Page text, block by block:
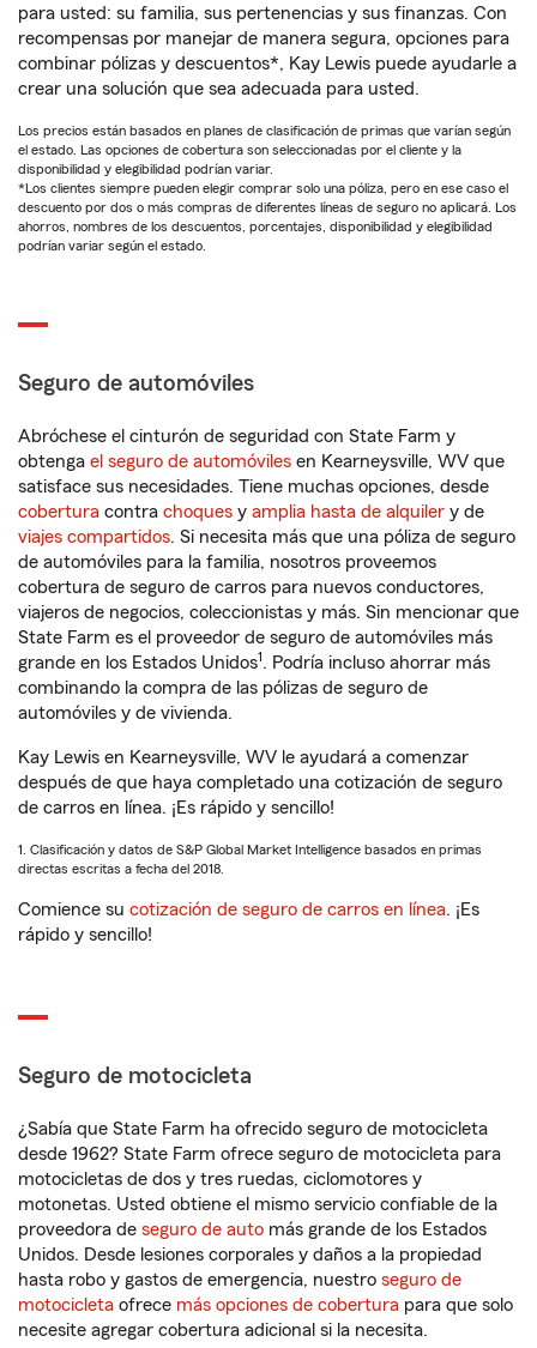
para usted: su familia, sus pertenencias y sus finanzas. Con
recompensas por manejar de manera segura, opciones para
combinar pólizas y descuentos*, Kay Lewis puede ayudarle a
crear una solución que sea adecuada para usted.
Los precios están basados en planes de clasificación de primas que varían según
el estado. Las opciones de cobertura son seleccionadas por el cliente y la
disponibilidad y elegibilidad podrían variar.
*Los clientes siempre pueden elegir comprar solo una póliza, pero en ese caso el
descuento por dos o más compras de diferentes líneas de seguro no aplicará. Los
ahorros, nombres de los descuentos, porcentajes, disponibilidad y elegibilidad
podrían variar según el estado.
Seguro de automóviles
Abróchese el cinturón de seguridad con State Farm y
obtenga el seguro de automóviles en Kearneysville, WV que
satisface sus necesidades. Tiene muchas opciones, desde
cobertura contra choques y amplia hasta de alquiler y de
viajes compartidos. Si necesita más que una póliza de seguro
de automóviles para la familia, nosotros proveemos
cobertura de seguro de carros para nuevos conductores,
viajeros de negocios, coleccionistas y más. Sin mencionar que
State Farm es el proveedor de seguro de automóviles más
grande en los Estados Unidos1. Podría incluso ahorrar más
combinando la compra de las pólizas de seguro de
automóviles y de vivienda.
Kay Lewis en Kearneysville, WV le ayudará a comenzar
después de que haya completado una cotización de seguro
de carros en línea. ¡Es rápido y sencillo!
1. Clasificación y datos de S&P Global Market Intelligence basados en primas
directas escritas a fecha del 2018.
Comience su cotización de seguro de carros en línea. ¡Es
rápido y sencillo!
Seguro de motocicleta
¿Sabía que State Farm ha ofrecido seguro de motocicleta
desde 1962? State Farm ofrece seguro de motocicleta para
motocicletas de dos y tres ruedas, ciclomotores y
motonetas. Usted obtiene el mismo servicio confiable de la
proveedora de seguro de auto más grande de los Estados
Unidos. Desde lesiones corporales y daños a la propiedad
hasta robo y gastos de emergencia, nuestro seguro de
motocicleta ofrece más opciones de cobertura para que solo
necesite agregar cobertura adicional si la necesita.